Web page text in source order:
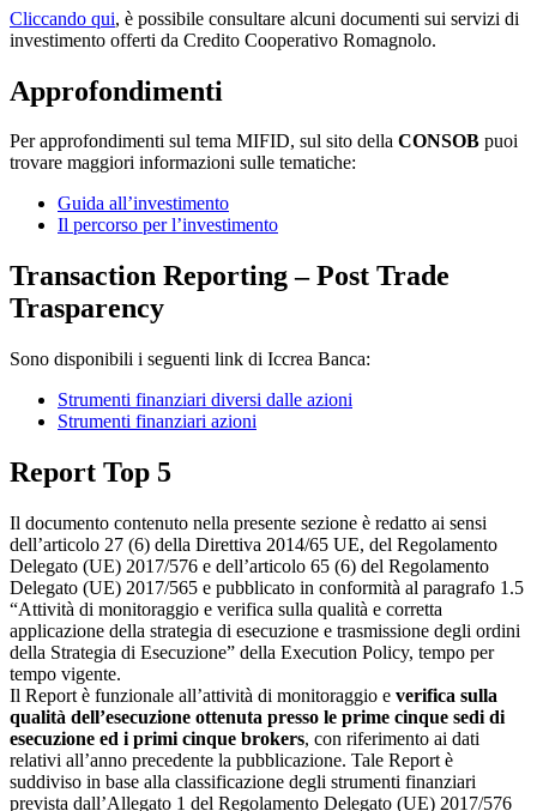
Cliccando qui, è possibile consultare alcuni documenti sui servizi di
investimento offerti da Credito Cooperativo Romagnolo.
Approfondimenti
Per approfondimenti sul tema MIFID, sul sito della CONSOB puoi
trovare maggiori informazioni sulle tematiche:
Guida all’investimento
Il percorso per l’investimento
Transaction Reporting – Post Trade
Trasparency
Sono disponibili i seguenti link di Iccrea Banca:
Strumenti finanziari diversi dalle azioni
Strumenti finanziari azioni
Report Top 5
Il documento contenuto nella presente sezione è redatto ai sensi
dell’articolo 27 (6) della Direttiva 2014/65 UE, del Regolamento
Delegato (UE) 2017/576 e dell’articolo 65 (6) del Regolamento
Delegato (UE) 2017/565 e pubblicato in conformità al paragrafo 1.5
“Attività di monitoraggio e verifica sulla qualità e corretta
applicazione della strategia di esecuzione e trasmissione degli ordini
della Strategia di Esecuzione” della Execution Policy, tempo per
tempo vigente.
Il Report è funzionale all’attività di monitoraggio e verifica sulla
qualità dell’esecuzione ottenuta presso le prime cinque sedi di
esecuzione ed i primi cinque brokers, con riferimento ai dati
relativi all’anno precedente la pubblicazione. Tale Report è
suddiviso in base alla classificazione degli strumenti finanziari
prevista dall’Allegato 1 del Regolamento Delegato (UE) 2017/576